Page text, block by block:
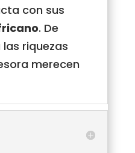
con sus
. De
riquezas
merecen